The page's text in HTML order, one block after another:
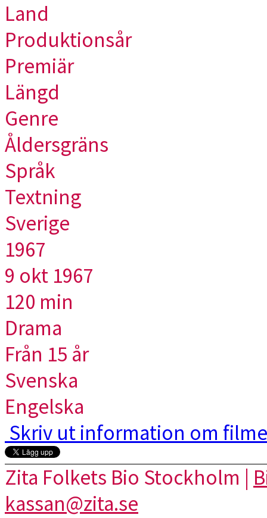
Land
Produktionsår
Premiär
Längd
Genre
Åldersgräns
Språk
Textning
Sverige
1967
9 okt 1967
120 min
Drama
Från 15 år
Svenska
Engelska
Skriv ut information om
Zita Folkets Bio Stockholm |
kassan@zita.se